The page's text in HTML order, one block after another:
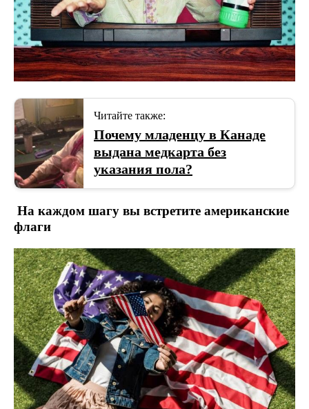
Читайте также:
Почему младенцу в Канаде
выдана медкарта без
указания пола?
На каждом шагу вы встретите американские
флаги